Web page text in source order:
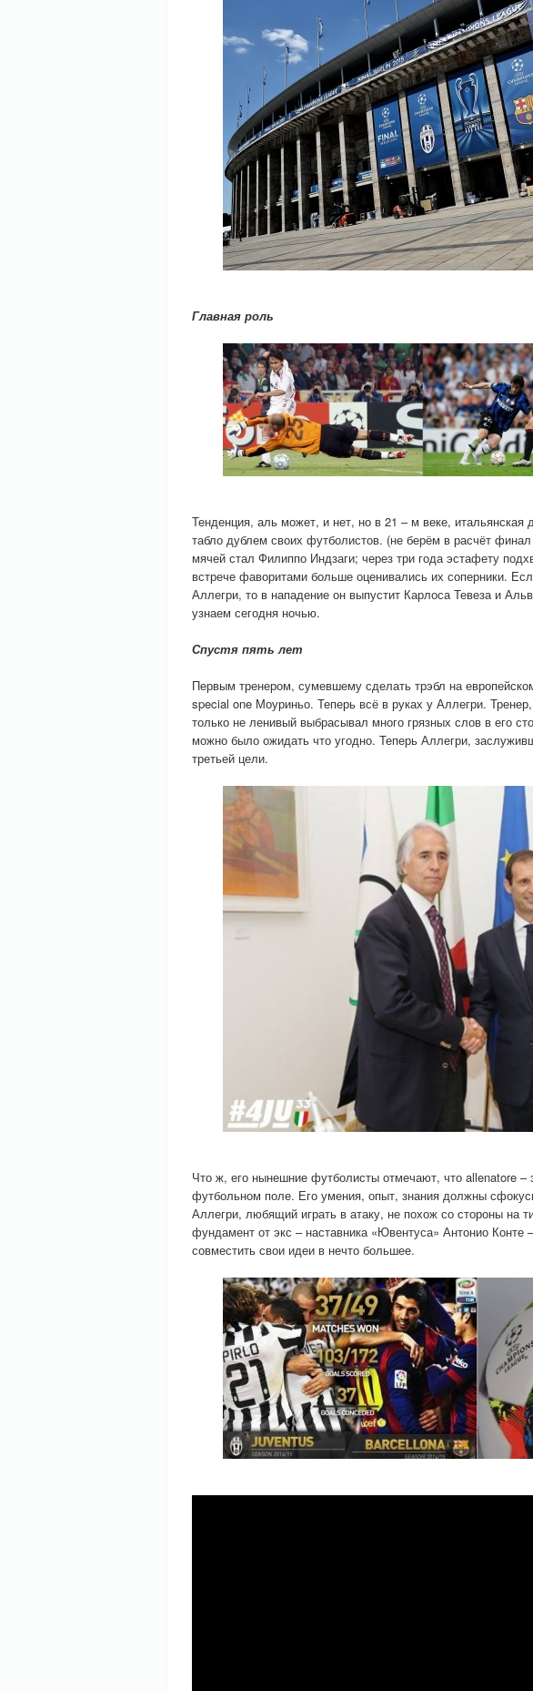
Главная роль
Тенденция, аль может, и нет, но в 21 – м веке,
табло дублем своих футболистов. (не берём в расчёт
мячей стал Филиппо Индзаги; через три года эстафету
встрече фаворитами больше оценивались их соперники.
Аллегри, то в нападение он выпустит Карлоса Тевеза и
узнаем сегодня ночью.
Спустя пять лет
Первым тренером, сумевшему сделать трэбл на
special one Моуриньо. Теперь всё в руках у Аллегри.
только не ленивый выбрасывал много грязных слов в его
можно было ожидать что угодно. Теперь Аллегри,
третьей цели.
Что ж, его нынешние футболисты отмечают, что allenatore –
футбольном поле. Его умения, опыт, знания должны
Аллегри, любящий играть в атаку, не похож со стороны на
фундамент от экс – наставника «Ювентуса» Антонио Конте
совместить свои идеи в нечто большее.